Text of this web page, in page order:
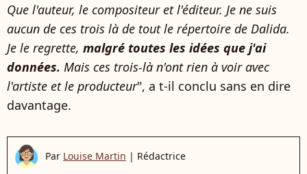
Que l'auteur, le compositeur et l'éditeur. Je ne suis
aucun de ces trois là de tout le répertoire de Dalida.
Je le regrette, malgré toutes les idées que j'ai
données. Mais ces trois-là n'ont rien à voir avec
l'artiste et le producteur", a t-il conclu sans en dire
davantage.
Par Louise Martin | Rédactrice